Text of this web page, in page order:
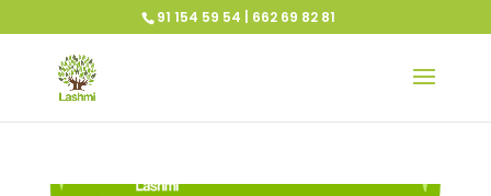
91 154 59 54 | 662 69 82 81